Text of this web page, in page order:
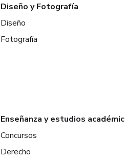
Diseño y Fotografía
Diseño
Fotografía
Enseñanza y estudios
Concursos
Derecho